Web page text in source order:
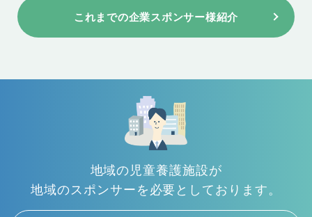
これまでの企業スポンサー様紹介
地域の児童養護施設が
地域のスポンサーを必要としております。